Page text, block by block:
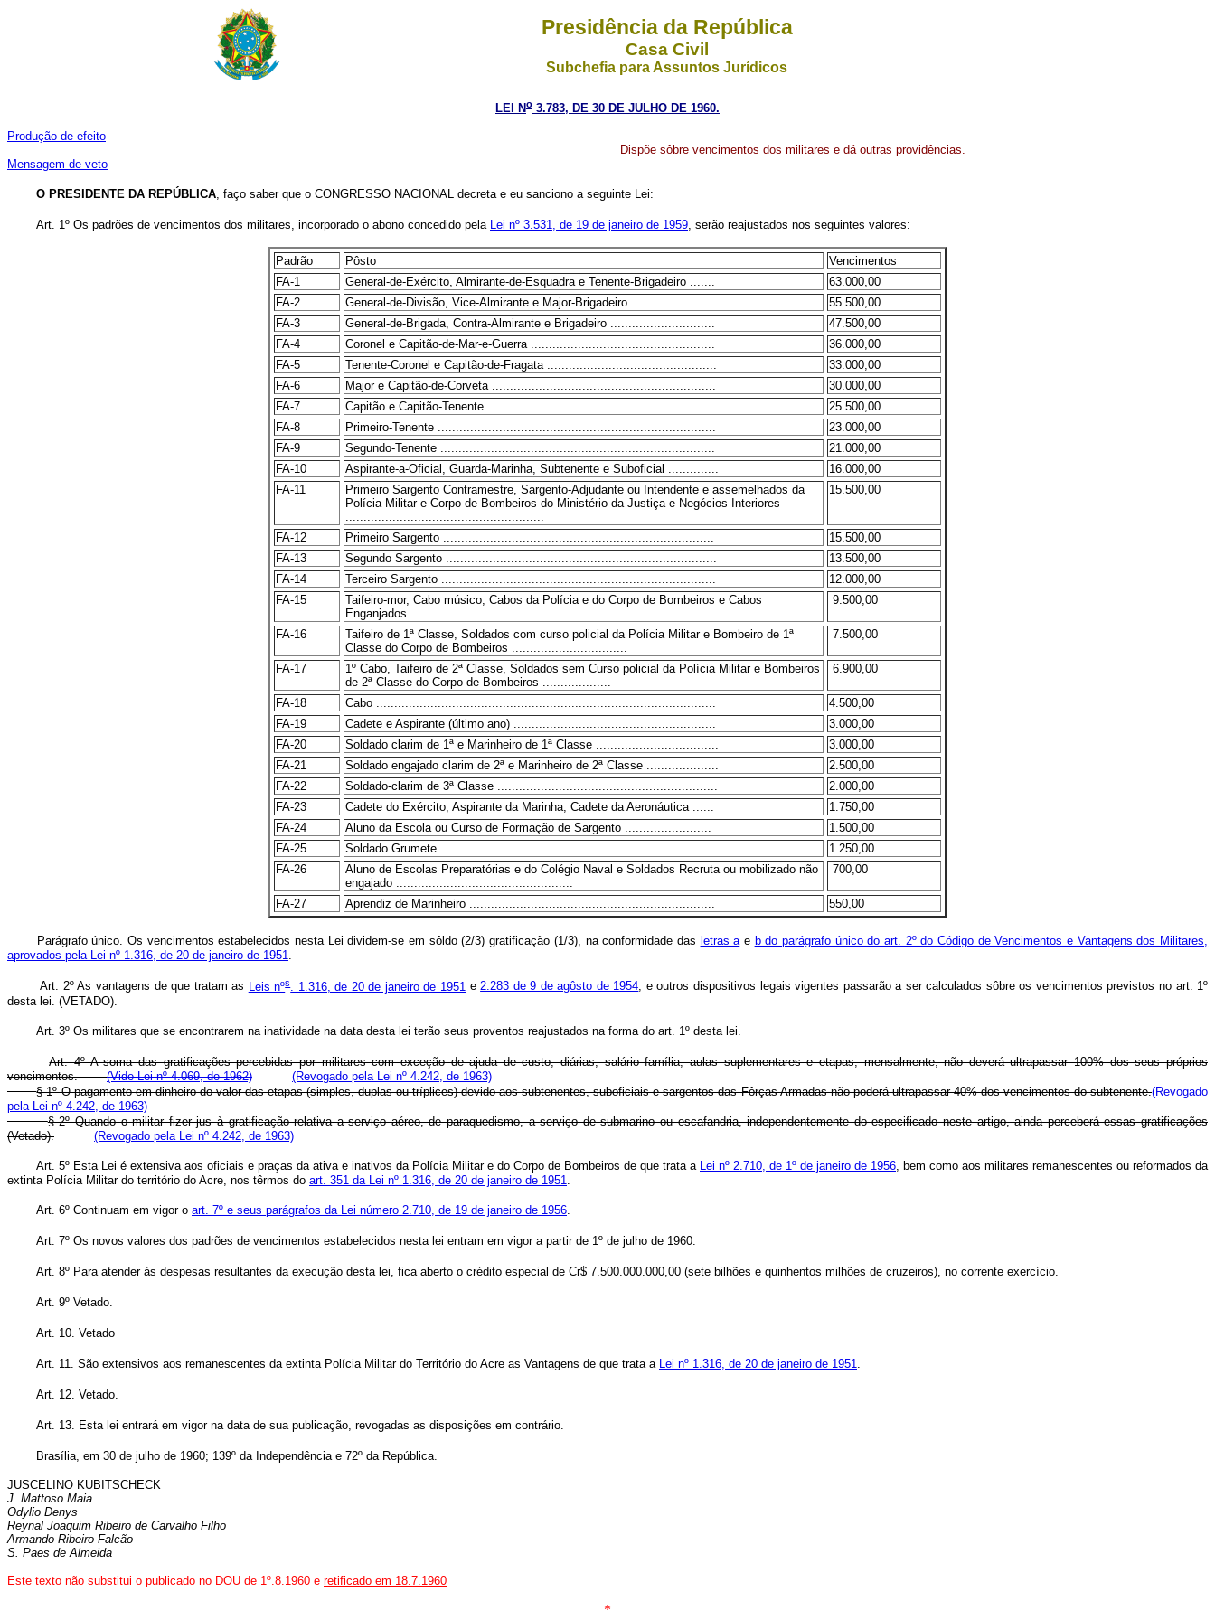
Presidência da República
Casa Civil
Subchefia para Assuntos Jurídicos
LEI No 3.783, DE 30 DE JULHO DE 1960.
Produção de efeito
Mensagem de veto
Dispõe sôbre vencimentos dos militares e dá outras providências.
O PRESIDENTE DA REPÚBLICA, faço saber que o CONGRESSO NACIONAL decreta e eu sanciono a seguinte Lei:
Art. 1º Os padrões de vencimentos dos militares, incorporado o abono concedido pela Lei nº 3.531, de 19 de janeiro de 1959, serão reajustados nos seguintes valores:
Padrão Pôsto
Vencimentos
FA-1
General-de-Exército, Almirante-de-Esquadra e Tenente-Brigadeiro .......
63.000,00
FA-2
General-de-Divisão, Vice-Almirante e Major-Brigadeiro ........................
55.500,00
FA-3
General-de-Brigada, Contra-Almirante e Brigadeiro .............................
47.500,00
FA-4
Coronel e Capitão-de-Mar-e-Guerra ...................................................
36.000,00
FA-5
Tenente-Coronel e Capitão-de-Fragata ...............................................
33.000,00
FA-6
Major e Capitão-de-Corveta ..............................................................
30.000,00
FA-7
Capitão e Capitão-Tenente ...............................................................
25.500,00
FA-8
Primeiro-Tenente .............................................................................
23.000,00
FA-9
Segundo-Tenente ............................................................................
21.000,00
FA-10
Aspirante-a-Oficial, Guarda-Marinha, Subtenente e Suboficial ..............
16.000,00
FA-11
Primeiro Sargento Contramestre, Sargento-Adjudante ou Intendente e assemelhados da
Polícia Militar e Corpo de Bombeiros do Ministério da Justiça e Negócios Interiores
.......................................................
15.500,00
FA-12 Primeiro Sargento ...........................................................................
15.500,00
FA-13
Segundo Sargento ...........................................................................
13.500,00
FA-14
Terceiro Sargento ............................................................................
12.000,00
FA-15
Taifeiro-mor, Cabo músico, Cabos da Polícia e do Corpo de Bombeiros e Cabos
Enganjados .......................................................................
9.500,00
FA-16
Taifeiro de 1ª Classe, Soldados com curso policial da Polícia Militar e Bombeiro de 1ª
Classe do Corpo de Bombeiros ................................
7.500,00
FA-17
1º Cabo, Taifeiro de 2ª Classe, Soldados sem Curso policial da Polícia Militar e Bombeiros
de 2ª Classe do Corpo de Bombeiros ...................
6.900,00
FA-18 Cabo ..............................................................................................
4.500,00
FA-19
Cadete e Aspirante (último ano) ........................................................
3.000,00
FA-20
Soldado clarim de 1ª e Marinheiro de 1ª Classe ..................................
3.000,00
FA-21
Soldado engajado clarim de 2ª e Marinheiro de 2ª Classe ....................
2.500,00
FA-22
Soldado-clarim de 3ª Classe .............................................................
2.000,00
FA-23
Cadete do Exército, Aspirante da Marinha, Cadete da Aeronáutica ......
1.750,00
FA-24
Aluno da Escola ou Curso de Formação de Sargento ........................
1.500,00
FA-25
Soldado Grumete ............................................................................
1.250,00
FA-26
Aluno de Escolas Preparatórias e do Colégio Naval e Soldados Recruta ou mobilizado não
engajado .................................................
700,00
FA-27 Aprendiz de Marinheiro .................................................................... 550,00
Parágrafo único. Os vencimentos estabelecidos nesta Lei dividem-se em sôldo (2/3) gratificação (1/3), na conformidade das letras ae b do parágrafo único do art. 2º do Código de Vencimentos e Vantagens dos Militares,
aprovados pela Lei nº 1.316, de 20 de janeiro de 1951.
Art. 2º As vantagens de que tratam as Leis nºs. 1.316, de 20 de janeiro de 1951 e2.283 de 9 de agôsto de 1954, e outros dispositivos legais vigentes passarão a ser calculados sôbre os vencimentos previstos no art. 1º
desta lei. (VETADO).
Art. 3º Os militares que se encontrarem na inatividade na data desta lei terão seus proventos reajustados na forma do art. 1º desta lei.
Art. 4º A soma das gratificações percebidas por militares com exceção de ajuda de custo, diárias, salário família, aulas suplementares e etapas, mensalmente, não deverá ultrapassar 100% dos seus próprios
vencimentos.(Vide Lei nº 4.069, de 1962)
(Revogado pela Lei nº 4.242, de 1963)
§ 1º O pagamento em dinheiro do valor das etapas (simples, duplas ou tríplices) devido aos subtenentes, suboficiais e sargentos das Fôrças Armadas não poderá ultrapassar 40% dos vencimentos do subtenente.(Revogado
pela Lei nº 4.242, de 1963)
§ 2º Quando o militar fizer jus à gratificação relativa a serviço aéreo, de paraquedismo, a serviço de submarino ou escafandria, independentemente do especificado neste artigo, ainda perceberá essas gratificações
(Vetado).
(Revogado pela Lei nº 4.242, de 1963)
Art. 5º Esta Lei é extensiva aos oficiais e praças da ativa e inativos da Polícia Militar e do Corpo de Bombeiros de que trata a Lei nº 2.710, de 1º de janeiro de 1956 , bem como aos militares remanescentes ou reformados da
extinta Polícia Militar do território do Acre, nos têrmos do art. 351 da Lei nº 1.316, de 20 de janeiro de 1951
Art. 6º Continuam em vigor o art. 7º e seus parágrafos da Lei número 2.710, de 19 de janeiro de 1956
Art. 7º Os novos valores dos padrões de vencimentos estabelecidos nesta lei entram em vigor a partir de 1º de julho de 1960.
Art. 8º Para atender às despesas resultantes da execução desta lei, fica aberto o crédito especial de Cr$ 7.500.000.000,00 (sete bilhões e quinhentos milhões de cruzeiros), no corrente exercício.
Art. 9º Vetado.
Art. 10. Vetado
Art. 11. São extensivos aos remanescentes da extinta Polícia Militar do Território do Acre as Vantagens de que trata a Lei nº 1.316, de 20 de janeiro de 1951
Art. 12. Vetado.
Art. 13. Esta lei entrará em vigor na data de sua publicação, revogadas as disposições em contrário.
Brasília, em 30 de julho de 1960; 139º da Independência e 72º da República.
JUSCELINO KUBITSCHECK
J. Mattoso Maia
Odylio Denys
Reynal Joaquim Ribeiro de Carvalho Filho
Armando Ribeiro Falcão
S. Paes de Almeida
Este texto não substitui o publicado no DOU de 1º.8.1960 e retificado em 18.7.1960
*